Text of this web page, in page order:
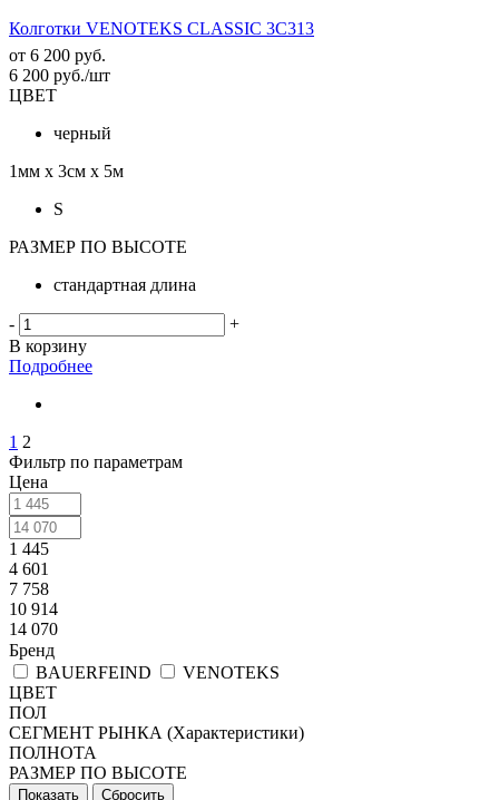
Колготки VENOTEKS CLASSIC 3C313
от 6 200 руб.
6 200 руб./шт
ЦВЕТ
черный
1мм х 3см х 5м
S
РАЗМЕР ПО ВЫСОТЕ
стандартная длина
-
+
В корзину
Подробнее
1 2
Фильтр по параметрам
Цена
1 445
4 601
7 758
10 914
14 070
Бренд
BAUERFEIND
VENOTEKS
ЦВЕТ
ПОЛ
СЕГМЕНТ РЫНКА (Характеристики)
ПОЛНОТА
РАЗМЕР ПО ВЫСОТЕ
Сбросить